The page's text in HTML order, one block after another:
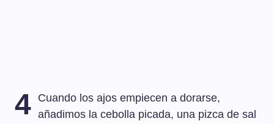
4 Cuando los ajos empiecen a dorarse,
añadimos la cebolla picada, una pizca de sal